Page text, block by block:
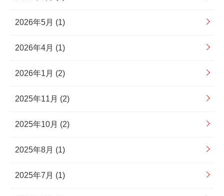
2026年5月 (1)
2026年4月 (1)
2026年1月 (2)
2025年11月 (2)
2025年10月 (2)
2025年8月 (1)
2025年7月 (1)